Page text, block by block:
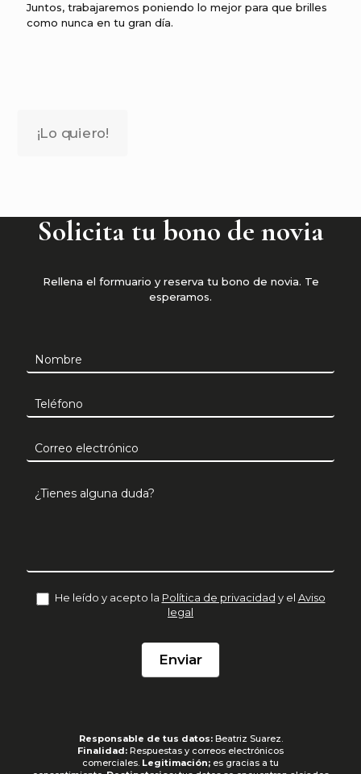
Juntos, trabajaremos poniendo lo mejor para que brilles
como nunca en tu gran día.
¡Lo quiero!
Solicita tu bono de novia
Rellena el formuario y reserva tu bono de novia. Te
esperamos.
n
i
He leído y acepto la Política de privacidad y el Aviso
legal
Enviar
Responsable de tus datos: Beatriz Suarez.
Finalidad: Respuestas y correos electrónicos
comerciales. Legitimación; es gracias a tu